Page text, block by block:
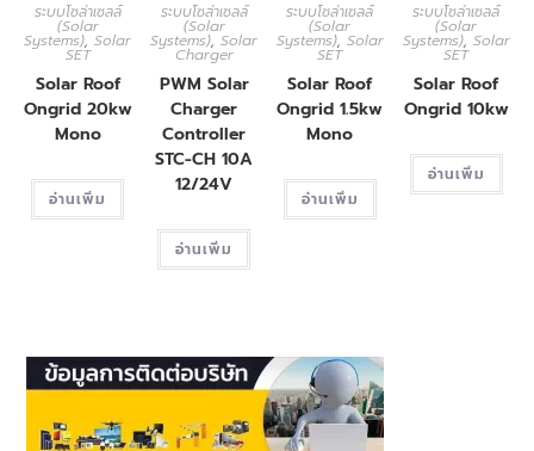
ระบบโซล่าเซลล์
(Solar
Systems),Solar
SET
Solar Roof
Ongrid 20kw
Mono
อ่านเพิ่ม
ระบบโซล่าเซลล์
(Solar
Systems),Solar
Charger
PWM Solar
Charger
Controller
STC-CH 10A
12/24V
อ่านเพิ่ม
ระบบโซล่าเซลล์
(Solar
Systems), Solar
SET
Solar Roof
Ongrid 1.5kw
Mono
อ่านเพิ่ม
ระบบโซล่าเซลล์
(Solar
Systems), Solar
SET
Solar Roof
Ongrid 10kw
อ่านเพิ่ม